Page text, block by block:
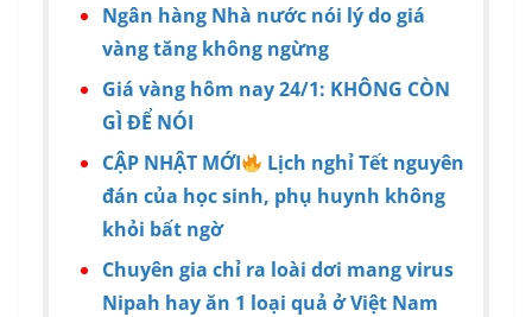
Ngân hàng Nhà nước nói lý do giá
vàng tăng không ngừng
Giá vàng hôm nay 24/1: KHÔNG CÒN
GÌ ĐỂ NÓI
CẬP NHẬT MỚI
Lịch nghỉ Tết nguyên
đán của học sinh, phụ huynh không
khỏi bất ngờ
Chuyên gia chỉ ra loài dơi mang virus
Nipah hay ăn 1 loại quả ở Việt Nam